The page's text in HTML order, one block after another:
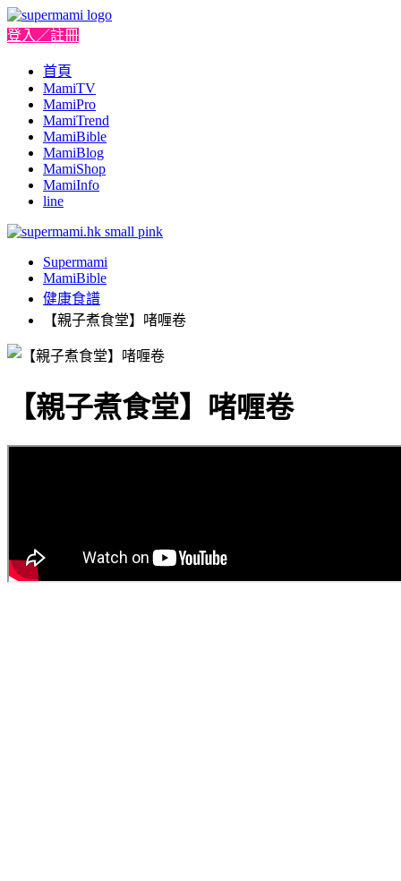
登入／註冊
首頁
MamiTV
MamiPro
MamiTrend
MamiBible
MamiBlog
MamiShop
MamiInfo
line
Supermami
MamiBible
健康食譜
【親子煮食堂】啫喱卷
【親子煮食堂】啫喱卷